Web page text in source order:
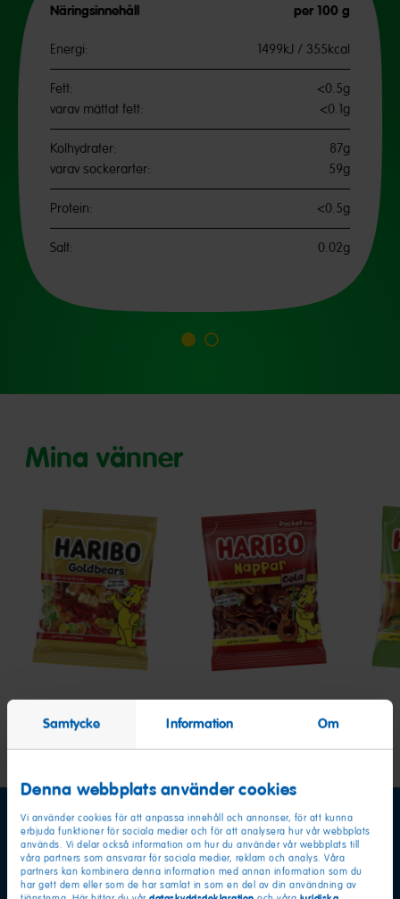
Samtycke Information Om
Denna webbplats använder cookies
Vi använder cookies för att anpassa innehåll och annonser, för att kunna
erbjuda funktioner för sociala medier och för att analysera hur vår webbplats
används. Vi delar också information om hur du använder vår webbplats till
våra partners som ansvarar för sociala medier, reklam och analys. Våra
partners kan kombinera denna information med annan information som du
har gett dem eller som de har samlat in som en del av din användning av
Näringsinnehåll per 100 g
Energi: 1499kJ / 355kcal
Fett:
<0.5g
varav mättat fett:
<0.1g
Kolhydrater:
87g
varav sockerarter:
59g
Protein: <0.5g
Salt: 0.02g
Gå
1
Gå
2
Mina vänner
Goldbears
Nappar
Cola
Frukt
&